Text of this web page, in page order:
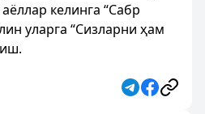
келинга “Сабр
уларга “Сизларни ҳам